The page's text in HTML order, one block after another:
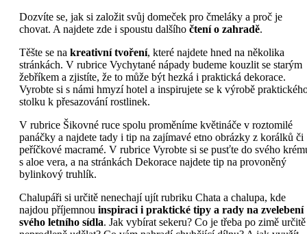
Dozvíte se, jak si založit svůj domeček pro čmeláky a proč je
chovat. A najdete zde i spoustu dalšího čtení o zahradě.
Těšte se na kreativní tvoření, které najdete hned na několika
stránkách. V rubrice Vychytané nápady budeme kouzlit se starým
žebříkem a zjistíte, že to může být hezká i praktická dekorace.
Vyrobte si s námi hmyzí hotel a inspirujete se k výrobě
stolku k přesazování rostlinek.
V rubrice Šikovné ruce spolu proměníme květináče v roztomilé
panáčky a najdete tady i tip na zajímavé etno obrázky z korálků či
peříčkové macramé. V rubrice Vyrobte si se pusťte do svého
s aloe vera, a na stránkách Dekorace najdete tip na provoněný
bylinkový truhlík.
Chalupáři si určitě nenechají ujít rubriku Chata a chalupa, kde
najdou příjemnou inspiraci i praktické tipy a rady na zvelebení
svého letního sídla. Jak vybírat sekeru? Co je třeba po zimě určitě